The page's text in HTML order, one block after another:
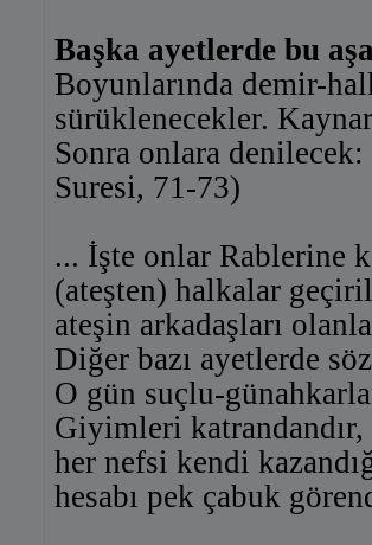
Başka ayetlerde bu
Boyunlarında demir-
sürüklenecekler.
Sonra onlara
Suresi, 71-73)
... İşte onlar Rablerine
(ateşten) halkalar
ateşin arkadaşları
Diğer bazı ayetlerde
O gün suçlu-
Giyimleri
her nefsi kendi
hesabı pek çabuk